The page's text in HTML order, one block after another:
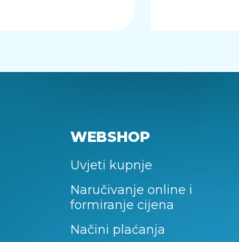
WEBSHOP
Uvjeti kupnje
Naručivanje online i
formiranje cijena
Načini plaćanja